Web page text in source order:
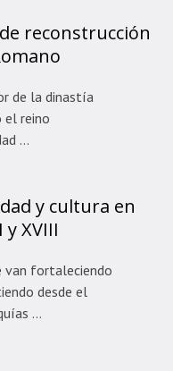
reconstrucción
de la dinastía
el reino
…
y cultura en
y XVIII
van fortaleciendo
desde el
…